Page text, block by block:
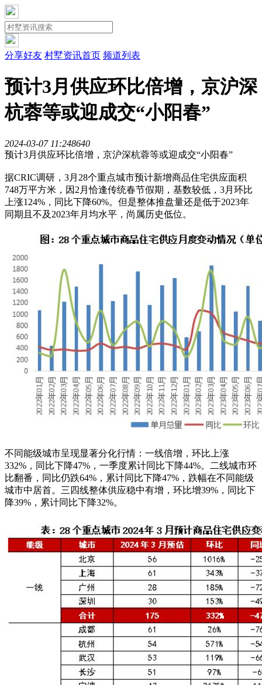
分享好友 村墅资讯首页 频道列表
预计3月供应环比倍增，京沪深
杭蓉等或迎成交“小阳春”
2024-03-07 11:248640
预计3月供应环比倍增，京沪深杭蓉等或迎成交“小阳春”
据CRIC调研，3月28个重点城市预计新增商品住宅供应面积
748万平方米，因2月恰逢传统春节假期，基数较低，3月环比
上涨124%，同比下降60%。但是整体推盘量还是低于2023年
同期且不及2023年月均水平，尚属历史低位。
不同能级城市呈现显著分化行情：一线倍增，环比上涨
332%，同比下降47%，一季度累计同比下降44%。二线城市环
比翻番，同比仍跌64%，累计同比下降47%，跌幅在不同能级
城市中居首。三四线整体供应稳中有增，环比增39%，同比下
降39%，累计同比下降32%。